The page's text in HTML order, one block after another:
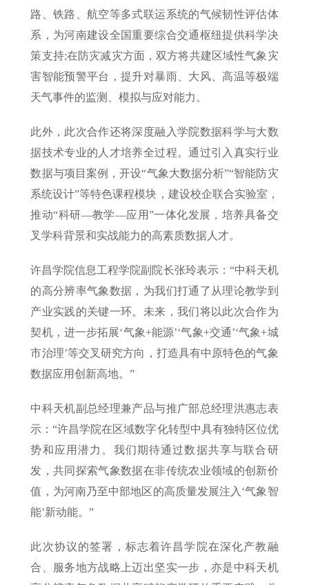
路、铁路、航空等多式联运系统的气候韧性评估体
系，为河南建设全国重要综合交通枢纽提供科学决
策支持;在防灾减灾方面，双方将共建区域性气象灾
害智能预警平台，提升对暴雨、大风、高温等极端
天气事件的监测、模拟与应对能力。
此外，此次合作还将深度融入学院数据科学与大数
据技术专业的人才培养全过程。通过引入真实行业
数据与项目案例，开设“气象大数据分析”“智能防灾
系统设计”等特色课程模块，建设校企联合实验室，
推动“科研—教学—应用”一体化发展，培养具备交
叉学科背景和实战能力的高素质数据人才。
许昌学院信息工程学院副院长张玲表示：“中科天机
的高分辨率气象数据，为我们打通了从理论教学到
产业实践的关键一环。未来，我们将以此次合作为
契机，进一步拓展‘气象+能源’‘气象+交通’‘气象+城
市治理’等交叉研究方向，打造具有中原特色的气象
数据应用创新高地。”
中科天机副总经理兼产品与推广部总经理洪惠志表
示：“许昌学院在区域数字化转型中具有独特区位优
势和应用潜力。我们期待通过数据共享与联合研
发，共同探索气象数据在非传统农业领域的创新价
值，为河南乃至中部地区的高质量发展注入‘气象智
能’新动能。”
此次协议的签署，标志着许昌学院在深化产教融
合、服务地方战略上迈出坚实一步，亦是中科天机